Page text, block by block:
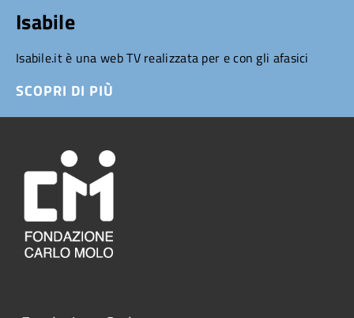
Isabile
Isabile.it è una web TV realizzata per e con gli afasici
SCOPRI DI PIÙ